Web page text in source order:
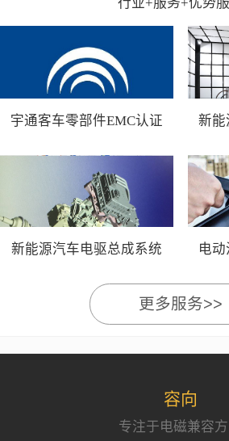
宇通客车零部件EMC认证
新能
新能源汽车电驱总成系统
电
更多服务>>
容向
专注于电磁兼容方